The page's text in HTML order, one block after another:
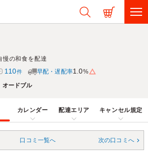
慢の和食を配達
110件 早配・遅配率1.0%
オードブル
カレンダー 配達エリア キャンセル規定
口コミ一覧へ 次の口コミへ